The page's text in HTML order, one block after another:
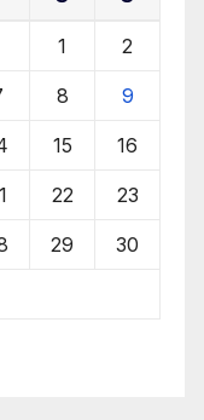
1 2
8 9
15 16
22 23
29 30